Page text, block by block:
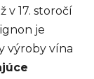
v 17. storočí
je
výroby vína